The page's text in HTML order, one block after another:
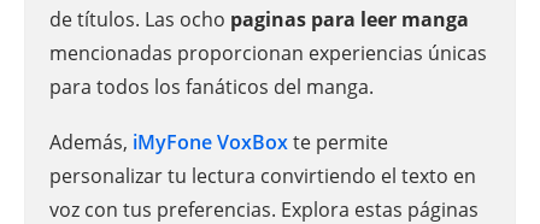
de títulos. Las ocho paginas para leer manga
mencionadas proporcionan experiencias únicas
para todos los fanáticos del manga.
Además, iMyFone VoxBoxte permite
personalizar tu lectura convirtiendo el texto en
voz con tus preferencias. Explora estas páginas